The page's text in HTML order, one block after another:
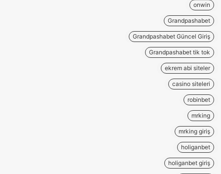
onwin
Grandpashabet
Grandpashabet Güncel Giriş
Grandpashabet tik tok
ekrem abi siteler
casino siteleri
robinbet
mrking
mrking giriş
holiganbet
holiganbet giriş